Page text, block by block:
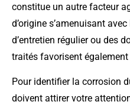
constitue un autre facteur
d’origine s’amenuisant
d’entretien régulier ou des
traités favorisent
Pour identifier la corrosion
doivent attirer votre